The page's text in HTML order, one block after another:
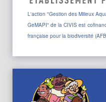
L'action "Gestion des Milieux
GeMAPI" de la CIVIS est
française pour la biodiversité